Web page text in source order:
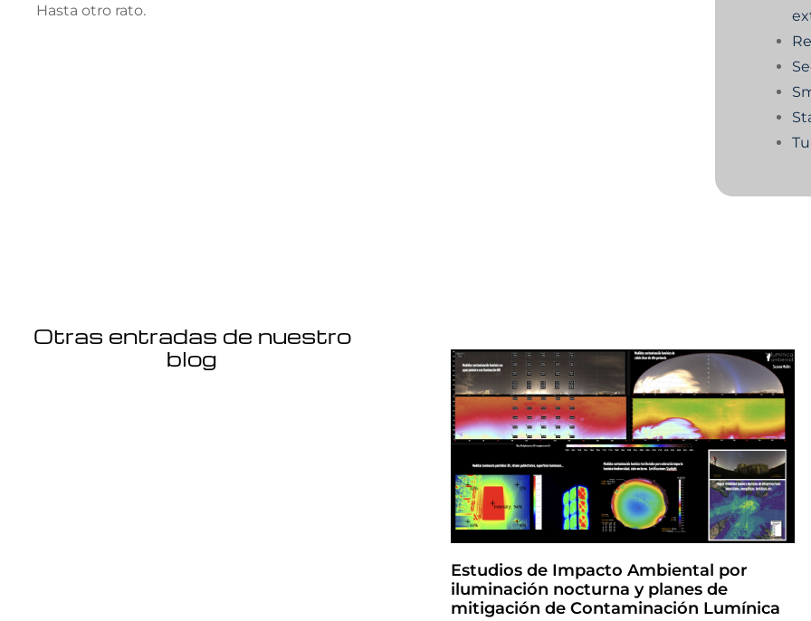
Hasta otro rato.
Otras entradas de nuestro
blog
Estudios de Impacto Ambiental por
iluminación nocturna y planes de
mitigación de Contaminación Lumínica